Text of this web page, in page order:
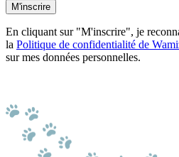
M'inscrire
En cliquant sur "M'inscrire", je
la Politique de confidentialité de
sur mes données personnelles.